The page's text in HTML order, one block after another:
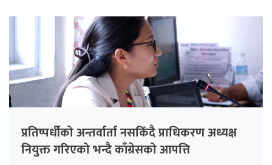
प्रतिष्पर्धीको अन्तर्वार्ता नसकिँदै प्राधिकरण अध्यक्ष
नियुक्त गरिएको भन्दै काँग्रेसको आपत्ति